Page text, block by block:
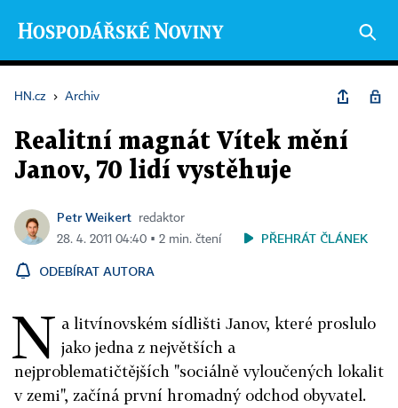
HN.cz › Archiv
Realitní magnát Vítek mění
Janov, 70 lidí vystěhuje
Petr Weikert
redaktor
28. 4. 2011 04:40 ▪ 2 min. čtení
PŘEHRÁT ČLÁNEK
ODEBÍRAT AUTORA
N a litvínovském sídlišti Janov, které proslulo
jako jedna z největších a
nejproblematičtějších "sociálně vyloučených lokalit
v zemi", začíná první hromadný odchod obyvatel.